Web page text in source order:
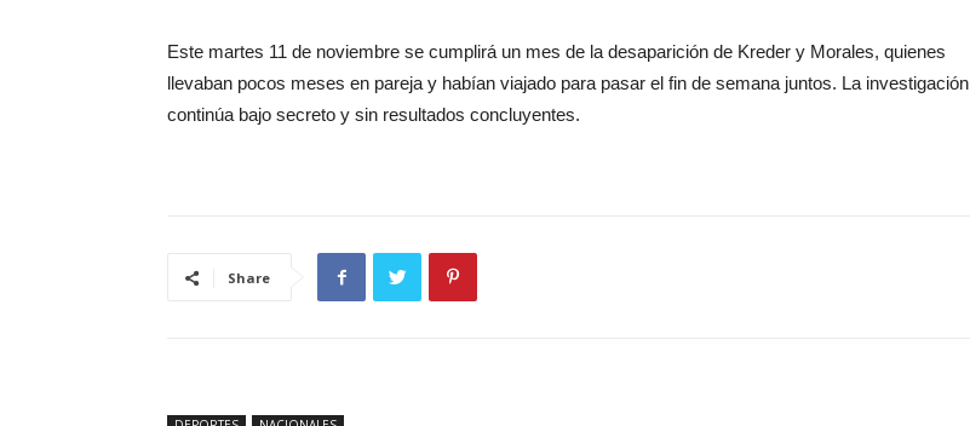
Este martes 11 de noviembre se cumplirá un mes de la desaparición de Kreder y Morales, quienes
llevaban pocos meses en pareja y habían viajado para pasar el fin de semana juntos. La investigación
continúa bajo secreto y sin resultados concluyentes.
Share